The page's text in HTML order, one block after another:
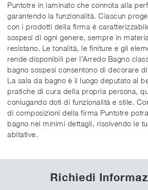
Puntotre in laminato che connota alla
garantendo la funzionalità. Ciascun
con i prodotti della firma è
sospesi di ogni genere, sempre in
resistano. Le tonalità, le finiture e gli
rende disponibili per l’Arredo Bagno
bagno sospesi consentono di decorare
La sala da bagno è il luogo deputato al
pratiche di cura della propria persona,
coniugando doti di funzionalità e stile.
di composizioni della firma Puntotre
bagno nei minimi dettagli, risolvendo le
abitative.
Richiedi